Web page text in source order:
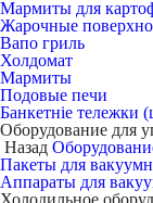
Мармиты для
Жарочные
Вапо гриль
Холдомат
Мармиты
Подовые печи
Банкетніе тележки
Оборудование для
Назад
Пакеты для
Аппараты для
Холодильное